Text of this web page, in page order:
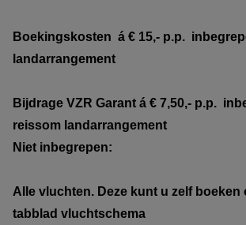
Boekingskosten á € 15,- p.p.
landarrangement
Bijdrage VZR Garant á € 7,50,- p.p.
reissom landarrangement
Niet inbegrepen:
Alle vluchten. Deze kunt u zelf boeken
tabblad vluchtschema